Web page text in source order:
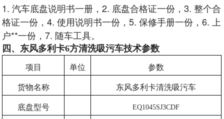
1. 汽车底盘说明书一册，2. 底盘合格证一份，3. 整个合
格证一份，4. 使用说明书一份，5. 保修手册一份，6. 上
户**一份，7. 随车工具。
四、东风多利卡6方清洗吸污车技术参数
项目 单位 参数
货物名称 东风多利卡清洗吸污车
底盘型号 EQ1045SJ3CDF